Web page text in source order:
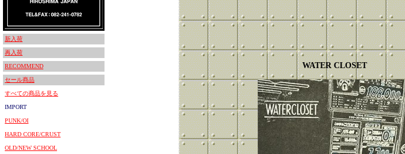
新入荷
再入荷
RECOMMEND
セール商品
すべての商品を見る
IMPORT
PUNK/OI
HARD CORE/CRUST
OLD/NEW SCHOOL
WATER CLOSET